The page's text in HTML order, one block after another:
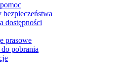
bezpieczeństwa
dostępności
prasowe
pobrania